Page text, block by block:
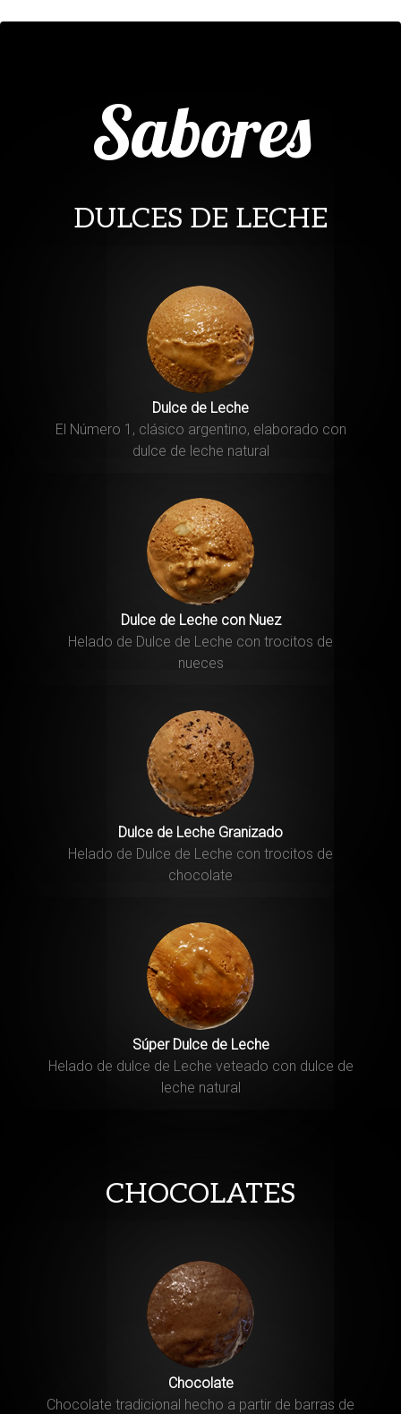
Sabores
DULCES DE LECHE
Dulce de Leche
El Número 1, clásico argentino, elaborado con
dulce de leche natural
Dulce de Leche con Nuez
Helado de Dulce de Leche con trocitos de
nueces
Dulce de Leche Granizado
Helado de Dulce de Leche con trocitos de
chocolate
Súper Dulce de Leche
Helado de dulce de Leche veteado con dulce de
leche natural
CHOCOLATES
Chocolate
Chocolate tradicional hecho a partir de barras de